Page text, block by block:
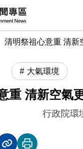
聞專區
清明祭祖心意重 清新
大氣環境
重 清新空氣
行政院環